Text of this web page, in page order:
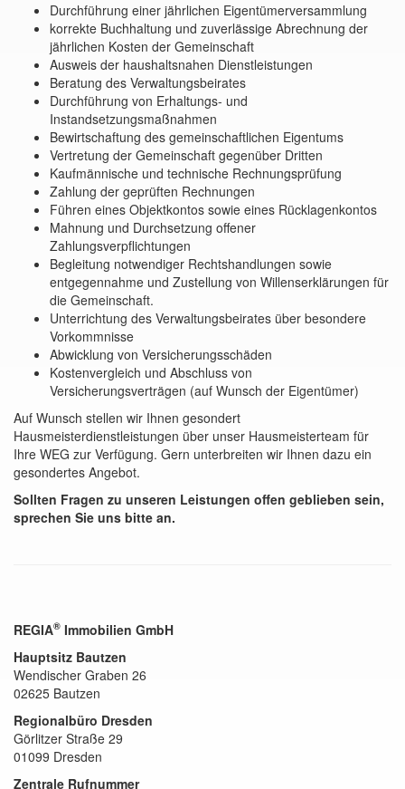
Durchführung einer jährlichen Eigentümerversammlung
korrekte Buchhaltung und zuverlässige Abrechnung der
jährlichen Kosten der Gemeinschaft
Ausweis der haushaltsnahen Dienstleistungen
Beratung des Verwaltungsbeirates
Durchführung von Erhaltungs- und
Instandsetzungsmaßnahmen
Bewirtschaftung des gemeinschaftlichen Eigentums
Vertretung der Gemeinschaft gegenüber Dritten
Kaufmännische und technische Rechnungsprüfung
Zahlung der geprüften Rechnungen
Führen eines Objektkontos sowie eines Rücklagenkontos
Mahnung und Durchsetzung offener
Zahlungsverpflichtungen
Begleitung notwendiger Rechtshandlungen sowie
entgegennahme und Zustellung von Willenserklärungen für
die Gemeinschaft.
Unterrichtung des Verwaltungsbeirates über besondere
Vorkommnisse
Abwicklung von Versicherungsschäden
Kostenvergleich und Abschluss von
Versicherungsverträgen (auf Wunsch der Eigentümer)
Auf Wunsch stellen wir Ihnen gesondert
Hausmeisterdienstleistungen über unser Hausmeisterteam für
Ihre WEG zur Verfügung. Gern unterbreiten wir Ihnen dazu ein
gesondertes Angebot.
Sollten Fragen zu unseren Leistungen offen geblieben sein,
sprechen Sie uns bitte an.
REGIA® Immobilien GmbH
Hauptsitz Bautzen
Wendischer Graben 26
02625 Bautzen
Regionalbüro Dresden
Görlitzer Straße 29
01099 Dresden
Zentrale Rufnummer